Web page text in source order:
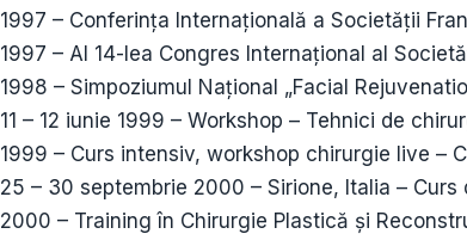
1997 – Conferința Internațională a Societății
1997 – Al 14-lea Congres Internațional al
1998 – Simpoziumul Național „Facial
11 – 12 iunie 1999 – Workshop – Tehnici de
1999 – Curs intensiv, workshop chirurgie live –
25 – 30 septembrie 2000 – Sirione, Italia –
2000 – Training în Chirurgie Plastică și